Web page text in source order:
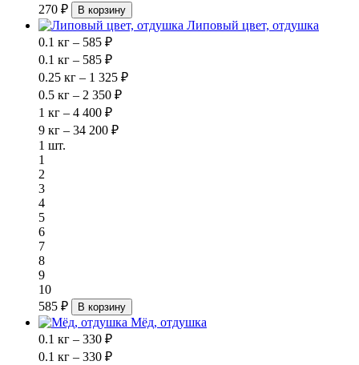
270 ₽
В корзину
Липовый цвет, отдушка
0.1 кг – 585 ₽
0.1 кг – 585 ₽
0.25 кг – 1 325 ₽
0.5 кг – 2 350 ₽
1 кг – 4 400 ₽
9 кг – 34 200 ₽
1 шт.
1
2
3
4
5
6
7
8
9
10
585 ₽
В корзину
Мёд, отдушка
0.1 кг – 330 ₽
0.1 кг – 330 ₽